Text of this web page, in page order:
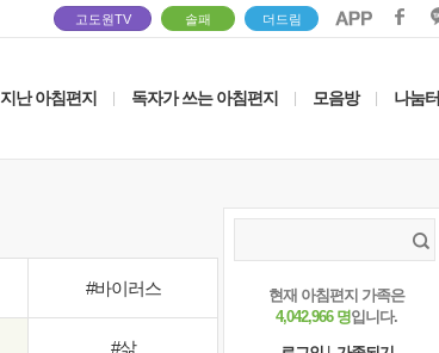
고도원TV 솔패 더드림
지난 아침편지 독자가 쓰는 아침편지 모음방 나눔터
#바이러스
#삶
현재 아침편지 가족은
4,042,966 명입니다.